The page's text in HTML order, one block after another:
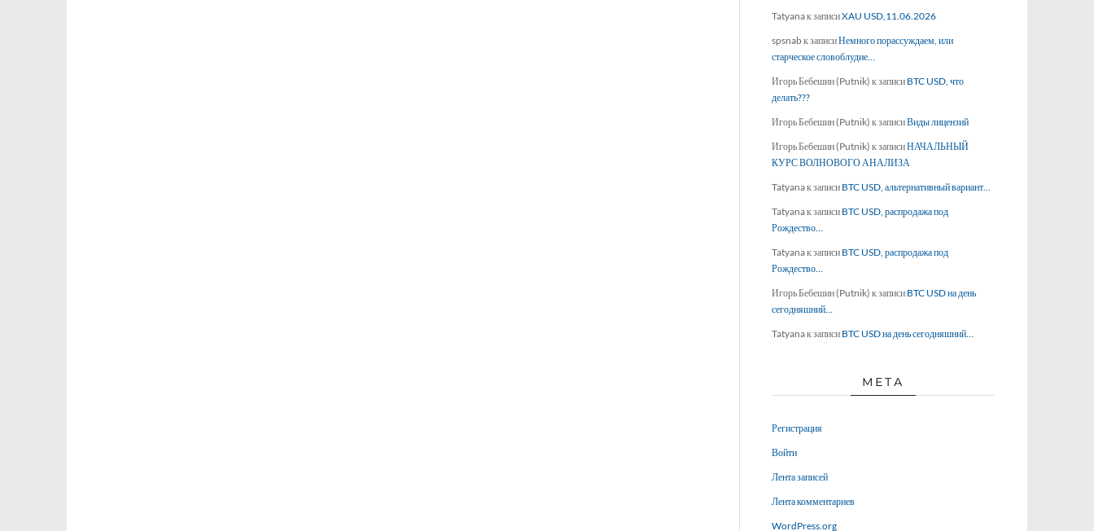
Tatyanaк записиXAU USD,11.06.2026
spsnabк записиНемного порассуждаем, или
старческое словоблудие…
Игорь Бебешин (Putnik) к записи BTC USD, что
делать???
Игорь Бебешин (Putnik) к записиВиды лицензий
Игорь Бебешин (Putnik) к записиНАЧАЛЬНЫЙ
КУРС ВОЛНОВОГО АНАЛИЗА
Tatyanaк записи BTC USD, альтернативный вариант…
Tatyanaк записи BTC USD, распродажа под
Рождество…
Tatyanaк записи BTC USD, распродажа под
Рождество…
Игорь Бебешин (Putnik) к записи BTC USD на день
сегодняшний…
Tatyanaк записи BTC USD на день сегодняшний…
МЕТА
Регистрация
Войти
Лента записей
Лента комментариев
WordPress.org